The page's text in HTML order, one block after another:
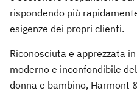
rispondendo più
esigenze dei propri clienti.
Riconosciuta e apprezzata
moderno e inconfondibile
donna e bambino, Harmont